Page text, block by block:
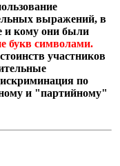
выражений, в
и кому они были
букв символами.
участников
по
и "партийному"